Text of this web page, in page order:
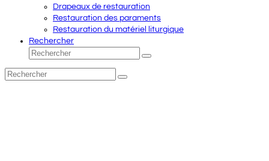
Drapeaux de restauration
Restauration des paraments
Restauration du matériel liturgique
Rechercher
Rechercher
Envoyer
Rechercher
Envoyer